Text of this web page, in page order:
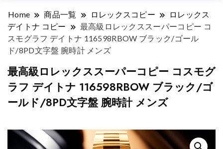
Home 商品一覧 ロレックスコピー
ロレックス
デイトナ コピー
最高級ロレックススーパーコピー コ
スモグラフ デイトナ 116598RBOW ブラック/ゴール
ド/8PD文字盤 腕時計 メンズ
最高級ロレックススーパーコピー コスモグ
ラフ デイトナ 116598RBOW ブラック/ゴ
ールド/8PD文字盤 腕時計 メンズ